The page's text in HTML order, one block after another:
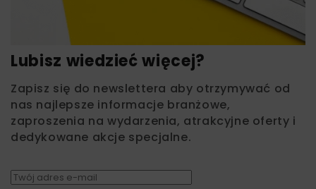
Lubisz wiedzieć więcej?
Zapisz się do newslettera aby otrzymywać od
nas najlepsze informacje branżowe,
zaproszenia na wydarzenia, atrakcyjne oferty i
dedykowane akcje specjalne.